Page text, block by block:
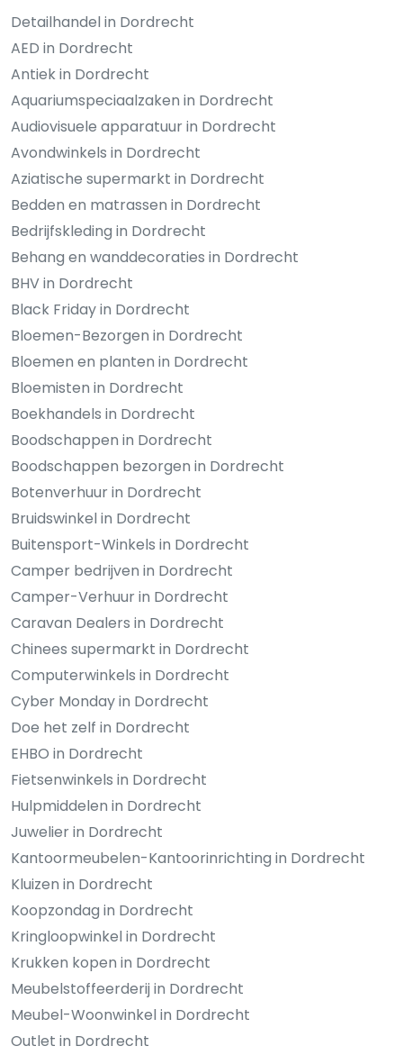
Detailhandel in Dordrecht
AED in Dordrecht
Antiek in Dordrecht
Aquariumspeciaalzaken in Dordrecht
Audiovisuele apparatuur in Dordrecht
Avondwinkels in Dordrecht
Aziatische supermarkt in Dordrecht
Bedden en matrassen in Dordrecht
Bedrijfskleding in Dordrecht
Behang en wanddecoraties in Dordrecht
BHV in Dordrecht
Black Friday in Dordrecht
Bloemen-Bezorgen in Dordrecht
Bloemen en planten in Dordrecht
Bloemisten in Dordrecht
Boekhandels in Dordrecht
Boodschappen in Dordrecht
Boodschappen bezorgen in Dordrecht
Botenverhuur in Dordrecht
Bruidswinkel in Dordrecht
Buitensport-Winkels in Dordrecht
Camper bedrijven in Dordrecht
Camper-Verhuur in Dordrecht
Caravan Dealers in Dordrecht
Chinees supermarkt in Dordrecht
Computerwinkels in Dordrecht
Cyber Monday in Dordrecht
Doe het zelf in Dordrecht
EHBO in Dordrecht
Fietsenwinkels in Dordrecht
Hulpmiddelen in Dordrecht
Juwelier in Dordrecht
Kantoormeubelen-Kantoorinrichting in Dordrecht
Kluizen in Dordrecht
Koopzondag in Dordrecht
Kringloopwinkel in Dordrecht
Krukken kopen in Dordrecht
Meubelstoffeerderij in Dordrecht
Meubel-Woonwinkel in Dordrecht
Outlet in Dordrecht